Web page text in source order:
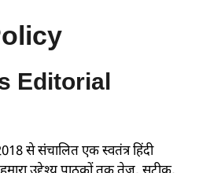
Editorial
से संचालित एक स्वतंत्र हिंदी